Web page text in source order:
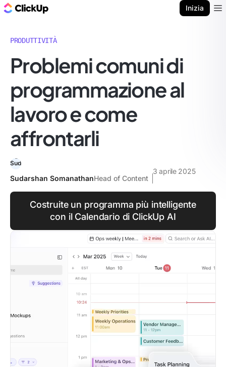
Inizia
PRODUTTIVITÀ
Problemi comuni di
programmazione al
lavoro e come
affrontarli
Sudarshan SomanathanHead of Content
3 aprile 2025
Costruite un programma più intelligente
con il Calendario di ClickUp AI